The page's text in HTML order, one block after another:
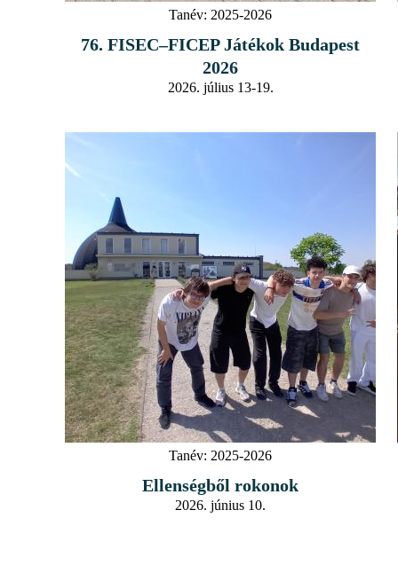
Tanév: 2025-2026
76. FISEC–FICEP Játékok Budapest
2026
2026. július 13-19.
Tanév: 2025-2026
Ellenségből rokonok
2026. június 10.